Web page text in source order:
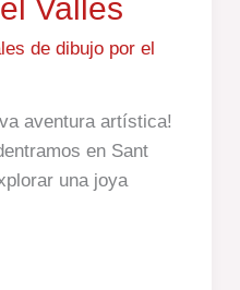
Vallès
de dibujo por el
aventura artística!
en Sant
una joya